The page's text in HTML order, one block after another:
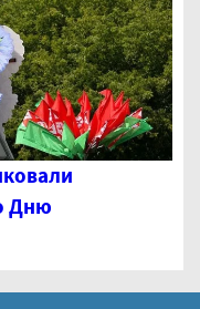
Дню